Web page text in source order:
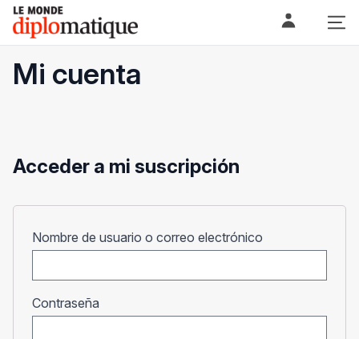
Skip
content
Le monde diplomatique
Mi cuenta
Acceder a mi suscripción
Nombre de usuario o correo electrónico
Contraseña